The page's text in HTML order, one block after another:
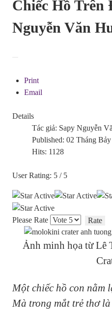
Chiếc Hồ Trên
Nguyễn Văn
Print
Email
Details
Tác giả: Sapy Nguyễn
Published: 02 Tháng
Hits: 1128
User Rating: 5 / 5
Please Rate
Ảnh minh họa từ
Một chiếc hồ con nằm
Mà trong mắt trẻ thơ